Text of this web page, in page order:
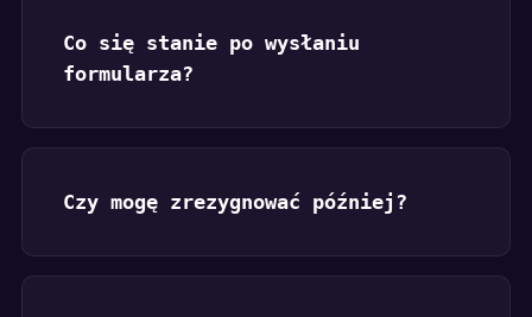
Co się stanie po wysłaniu
formularza?
Czy mogę zrezygnować później?